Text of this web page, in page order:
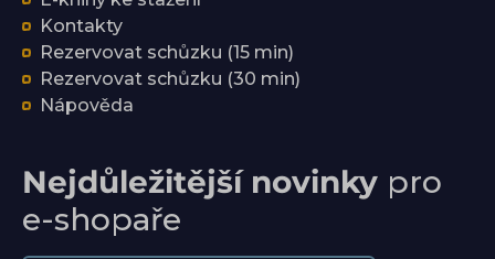
Kontakty
Rezervovat schůzku (15 min)
Rezervovat schůzku (30 min)
Nápověda
Nejdůležitější novinky pro
e-shopaře